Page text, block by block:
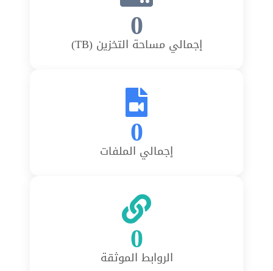
0
إجمالي مساحة التخزين (TB)
0
إجمالي الملفات
0
الروابط الموثقة